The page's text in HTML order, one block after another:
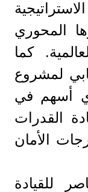
المحوري
كما
لمشروع
أسهم في
القدرات
الأمان
للقيادة